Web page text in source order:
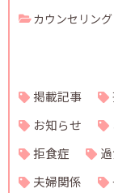
カウンセリング
掲載記事
お知らせ
拒食症
夫婦関係